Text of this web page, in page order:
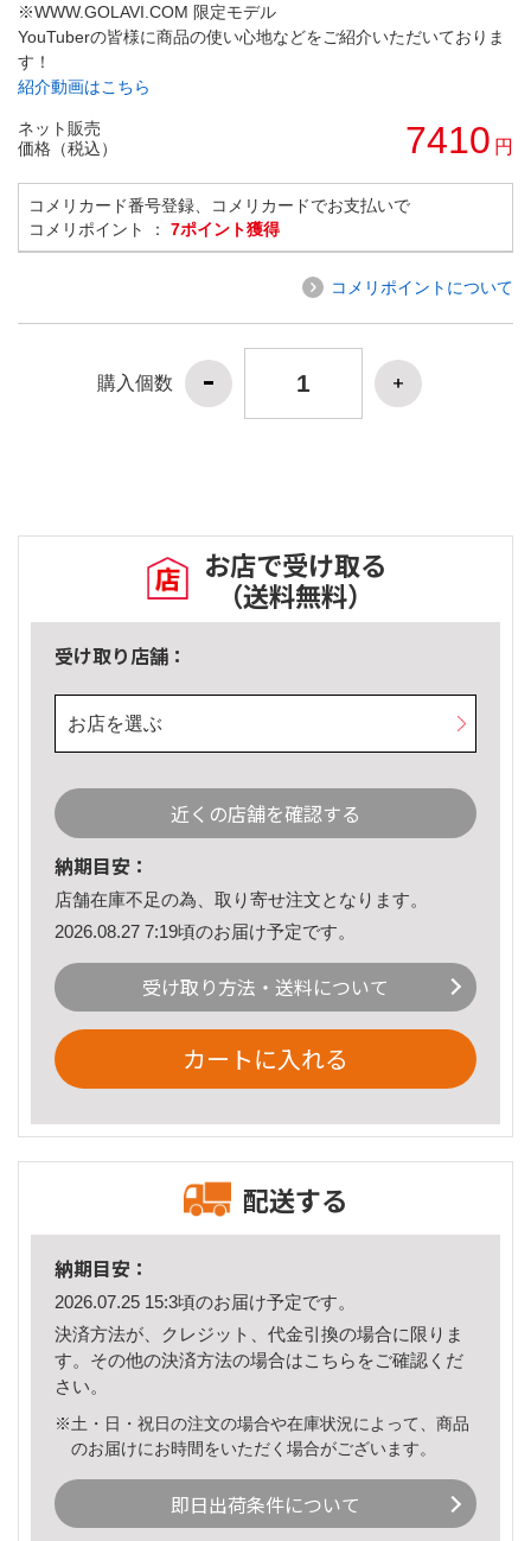
※WWW.GOLAVI.COM 限定モデル
YouTuberの皆様に商品の使い心地などをご紹介いただいておりま
す！
紹介動画はこちら
ネット販売
価格（税込）
7410 円
コメリカード番号登録、コメリカードでお支払いで
コメリポイント ： 7ポイント獲得
コメリポイントについて
購入個数
お店で受け取る
（送料無料）
受け取り店舗：
お店を選ぶ
近くの店舗を確認する
納期目安：
店舗在庫不足の為、取り寄せ注文となります。
2026.08.27 7:19頃のお届け予定です。
受け取り方法・送料について
カートに入れる
配送する
納期目安：
2026.07.25 15:3頃のお届け予定です。
決済方法が、クレジット、代金引換の場合に限りま
す。その他の決済方法の場合はこちら をご確認くだ
さい。
※土・日・祝日の注文の場合や在庫状況によって、商品
のお届けにお時間をいただく場合がございます。
即日出荷条件について